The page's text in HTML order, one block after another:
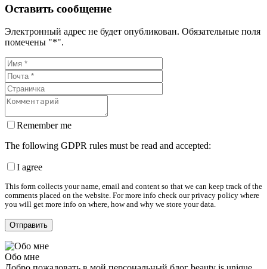
Оставить сообщение
Электронный адрес не будет опубликован. Обязательные поля
помечены "*".
Remember me
The following GDPR rules must be read and accepted:
I agree
This form collects your name, email and content so that we can keep track of the
comments placed on the website. For more info check our privacy policy where
you will get more info on where, how and why we store your data.
Обо мне